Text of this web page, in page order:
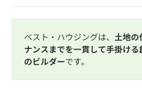
ベスト・ハウジングは、 土地の
ナンスまでを一貫して手掛け
のビルダーです。